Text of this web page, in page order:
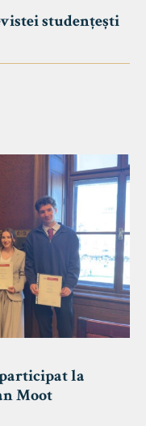
studențești
la
Moot